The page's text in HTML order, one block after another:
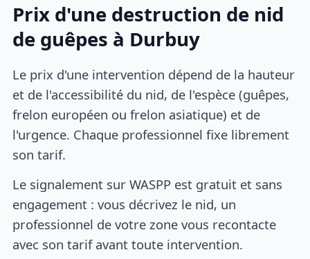
Prix d'une destruction de nid
de guêpes à Durbuy
Le prix d'une intervention dépend de la hauteur
et de l'accessibilité du nid, de l'espèce (guêpes,
frelon européen ou frelon asiatique) et de
l'urgence. Chaque professionnel fixe librement
son tarif.
Le signalement sur WASPP est gratuit et sans
engagement : vous décrivez le nid, un
professionnel de votre zone vous recontacte
avec son tarif avant toute intervention.